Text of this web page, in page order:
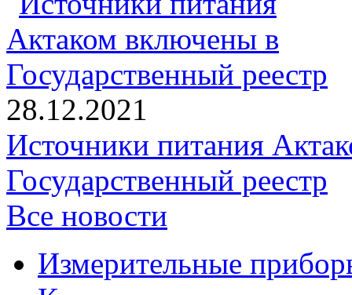
28.12.2021
Источники питания
Государственный реестр
Все новости
Измерительные